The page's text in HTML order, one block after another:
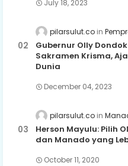
July 18, 2023
pilarsulut.co
Gubernur Olly
Sakramen Krisma,
Dunia
December 04, 2023
pilarsulut.co
Herson Mayulu: Pilih
dan Manado yang
October 11, 2020